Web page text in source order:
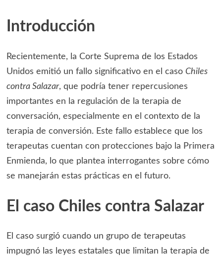
Introducción
Recientemente, la Corte Suprema de los Estados
Unidos emitió un fallo significativo en el caso Chiles
contra Salazar, que podría tener repercusiones
importantes en la regulación de la terapia de
conversación, especialmente en el contexto de la
terapia de conversión. Este fallo establece que los
terapeutas cuentan con protecciones bajo la Primera
Enmienda, lo que plantea interrogantes sobre cómo
se manejarán estas prácticas en el futuro.
El caso Chiles contra Salazar
El caso surgió cuando un grupo de terapeutas
impugnó las leyes estatales que limitan la terapia de